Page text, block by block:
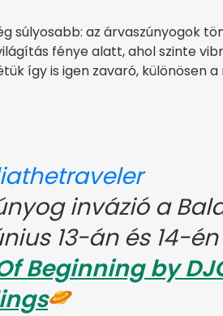
súlyosabb: az árvaszúnyogok
fénye alatt, ahol szinte
így is igen zavaró, különösen
invázió a
13-án és 14-én
Beginning by